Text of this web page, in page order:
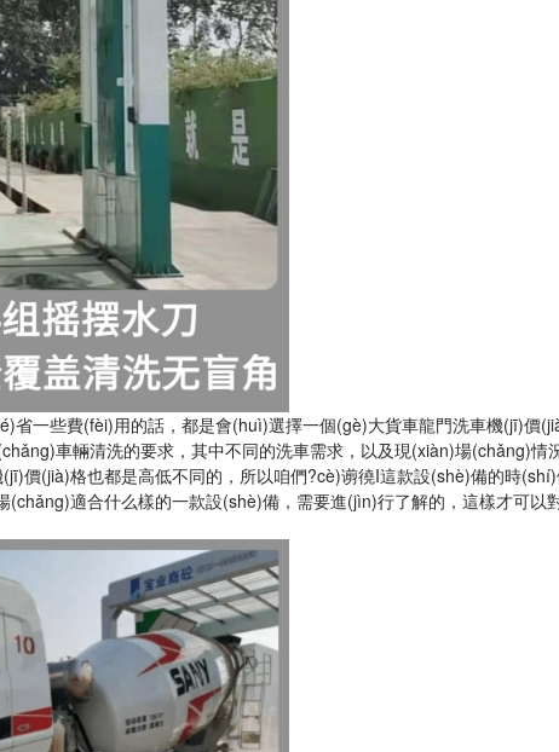
省一些費(fèi)用的話，都是會(huì)選擇一個(gè)大貨車龍門洗車機(jī)價
車輛清洗的要求，其中不同的洗車需求，以及現(xiàn)場(chǎng)情
價(jià)格也都是高低不同的，所以咱們?cè)谫徺I這款設(shè)備的時(shí)候
(chǎng)適合什么樣的一款設(shè)備，需要進(jìn)行了解的，這樣才可以